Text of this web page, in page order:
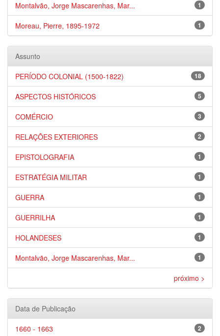
1
Montalvão, Jorge Mascarenhas, Mar...
1
Moreau, Pierre, 1895-1972
Assunto
18
PERÍODO COLONIAL (1500-1822)
5
ASPECTOS HISTÓRICOS
3
COMÉRCIO
2
RELAÇÕES EXTERIORES
1
EPISTOLOGRAFIA
1
ESTRATÉGIA MILITAR
1
GUERRA
1
GUERRILHA
1
HOLANDESES
1
Montalvão, Jorge Mascarenhas, Mar...
próximo >
Data de Publicação
2
1660 - 1663